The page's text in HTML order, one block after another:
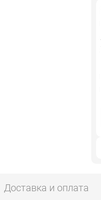
Доставка и оплата